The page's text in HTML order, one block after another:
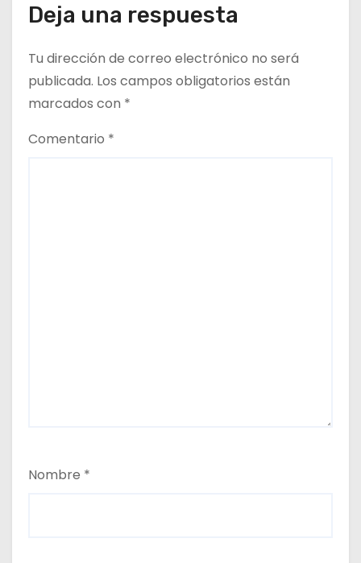
Deja una respuesta
Tu dirección de correo electrónico no será
publicada. Los campos obligatorios están
marcados con *
Comentario *
Nombre *